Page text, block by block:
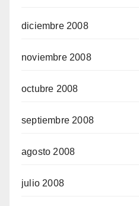
diciembre 2008
noviembre 2008
octubre 2008
septiembre 2008
agosto 2008
julio 2008